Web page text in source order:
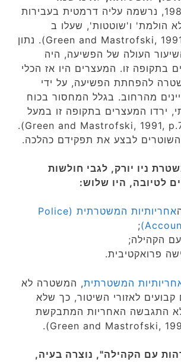
עד 1982, נרשמה עליה דרמטית בעבירות
הולמת' ו'שוטטות', שעלו ב
-181% (Green and Mastrofski, 1991, p.75). נתון
העולה של הפשיעה, היה
בתקופה זו. המעצרים היו אז הכלי
להפחתת הפשיעה, על ידי
מהרחוב. בגלל המחסור בכוח
ירדו המעצרים בתקופה זו במעל
90 אחוזים! (Green and Mastrofski, 1991, p.75).
לבצע את תפקידם כהלכה.
ניו יורק, לגבי חולשות
לטיובה, היו שלוש:
אחריותיות המשטרתית (Police
;
הקהילה;
פרואקטיבית.
המשטרתית, המשטרה לא
לאזורי השיטור, כך שלא
התגבשה האחריות המתבקשת
עם הקהילה", נוצרה בעיה,